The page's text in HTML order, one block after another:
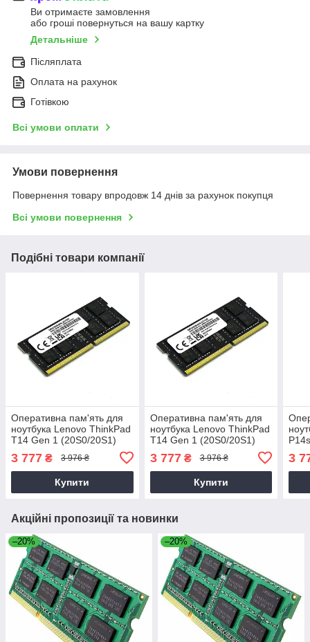
Ви отримаєте замовлення
або гроші повернуться на вашу картку
Детальніше
Післяплата
Оплата на рахунок
Готівкою
Всі умови оплати
Умови повернення
Повернення товару впродовж 14 днів за рахунок покупця
Всі умови повернення
Подібні товари компанії
Оперативна пам'ять для
ноутбука Lenovo ThinkPad
T14 Gen 1 (20S0/20S1)
3 777 ₴ 3 976 ₴
Купити
Оперативна пам'ять для
ноутбука Lenovo ThinkPad
T14 Gen 1 (20S0/20S1)
3 777₴ 3 976 ₴
Купити
3
Акційні пропозиції та новинки
–20% –20%